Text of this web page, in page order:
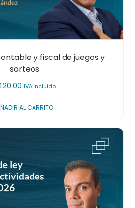
y fiscal de juegos y
sorteos
IVA incluido
AL CARRITO